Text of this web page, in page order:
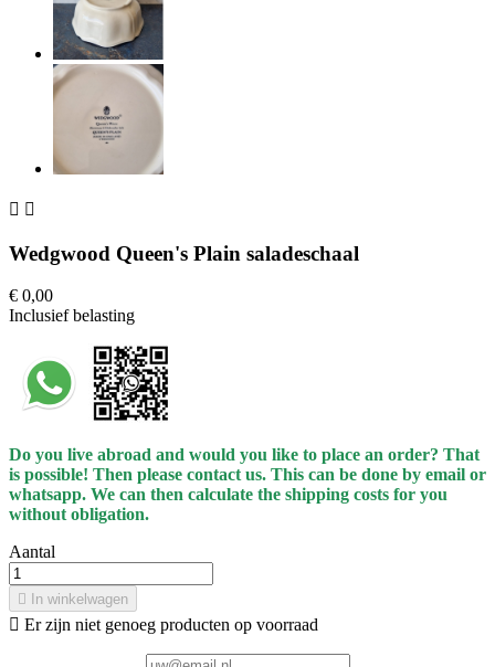
 
Wedgwood Queen's Plain saladeschaal
€ 0,00
Inclusief belasting
Do you live abroad and would you like to place an order? That
is possible! Then please contact us. This can be done by email or
whatsapp. We can then calculate the shipping costs for you
without obligation.
Aantal
 In winkelwagen
 Er zijn niet genoeg producten op voorraad